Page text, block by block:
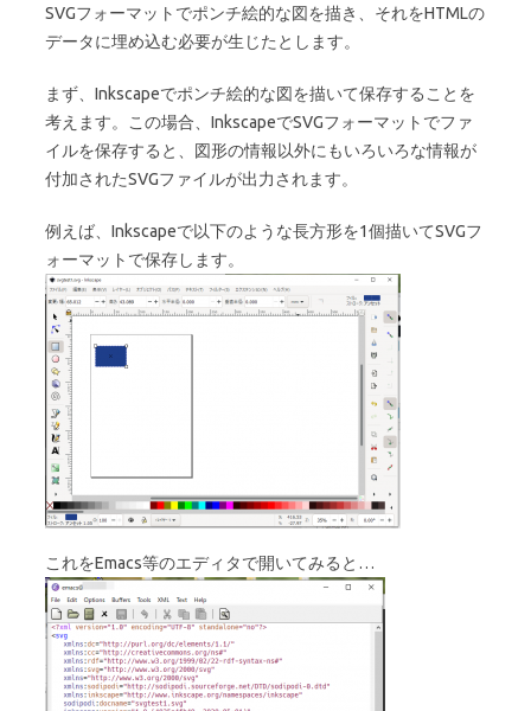
SVGフォーマットでポンチ絵的な図を描き、それをHTMLの
データに埋め込む必要が生じたとします。
まず、Inkscapeでポンチ絵的な図を描いて保存することを
考えます。この場合、InkscapeでSVGフォーマットでファ
イルを保存すると、図形の情報以外にもいろいろな情報が
付加されたSVGファイルが出力されます。
例えば、Inkscapeで以下のような長方形を1個描いてSVGフ
ォーマットで保存します。
これをEmacs等のエディタで開いてみると…